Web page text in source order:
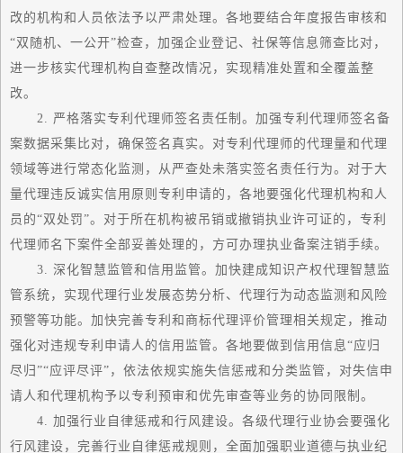
改的机构和人员依法予以严肃处理。各地要结合年度报告审核和
“双随机、一公开”检查，加强企业登记、社保等信息筛查比对，
进一步核实代理机构自查整改情况，实现精准处置和全覆盖整
改。
2. 严格落实专利代理师签名责任制。加强专利代理师签名备
案数据采集比对，确保签名真实。对专利代理师的代理量和代理
领域等进行常态化监测，从严查处未落实签名责任行为。对于大
量代理违反诚实信用原则专利申请的，各地要强化代理机构和人
员的“双处罚”。对于所在机构被吊销或撤销执业许可证的，专利
代理师名下案件全部妥善处理的，方可办理执业备案注销手续。
3. 深化智慧监管和信用监管。加快建成知识产权代理智慧监
管系统，实现代理行业发展态势分析、代理行为动态监测和风险
预警等功能。加快完善专利和商标代理评价管理相关规定，推动
强化对违规专利申请人的信用监管。各地要做到信用信息“应归
尽归”“应评尽评”，依法依规实施失信惩戒和分类监管，对失信申
请人和代理机构予以专利预审和优先审查等业务的协同限制。
4. 加强行业自律惩戒和行风建设。各级代理行业协会要强化
行风建设，完善行业自律惩戒规则，全面加强职业道德与执业纪